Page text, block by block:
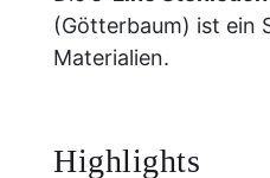
(Götterbaum) ist ein
Materialien.
Highlights